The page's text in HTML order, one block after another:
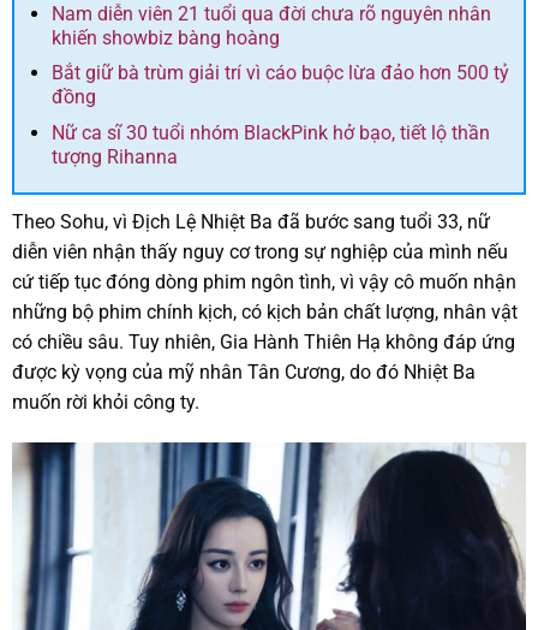
Nam diễn viên 21 tuổi qua đời chưa rõ nguyên nhân
khiến showbiz bàng hoàng
Bắt giữ bà trùm giải trí vì cáo buộc lừa đảo hơn 500 tỷ
đồng
Nữ ca sĩ 30 tuổi nhóm BlackPink hở bạo, tiết lộ thần
tượng Rihanna
Theo Sohu, vì Địch Lệ Nhiệt Ba đã bước sang tuổi 33, nữ
diễn viên nhận thấy nguy cơ trong sự nghiệp của mình nếu
cứ tiếp tục đóng dòng phim ngôn tình, vì vậy cô muốn nhận
những bộ phim chính kịch, có kịch bản chất lượng, nhân vật
có chiều sâu. Tuy nhiên, Gia Hành Thiên Hạ không đáp ứng
được kỳ vọng của mỹ nhân Tân Cương, do đó Nhiệt Ba
muốn rời khỏi công ty.